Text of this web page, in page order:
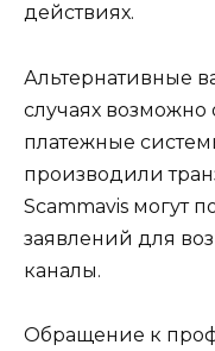
действиях.
Альтернативные
случаях возможно
платежные
производили
Scammavis могут
заявлений для
каналы.
Обращение к